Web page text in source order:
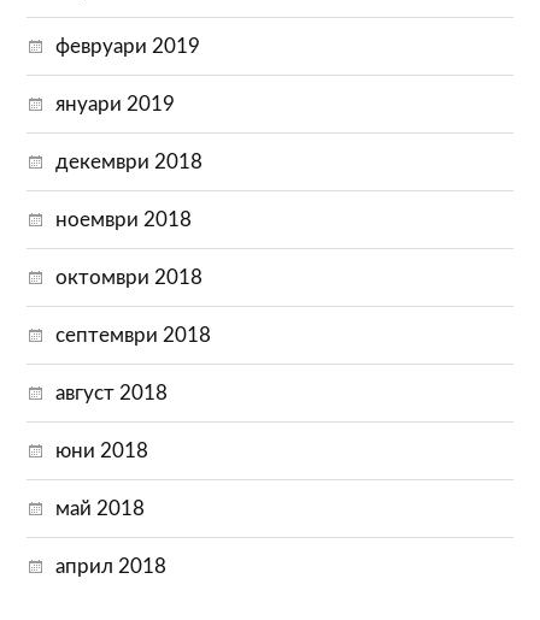
февруари 2019
януари 2019
декември 2018
ноември 2018
октомври 2018
септември 2018
август 2018
юни 2018
май 2018
април 2018